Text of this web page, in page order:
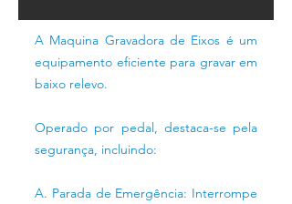
A Maquina Gravadora de Eixos é um
equipamento eficiente para gravar em
baixo relevo.
Operado por pedal, destaca-se pela
segurança, incluindo:
A. Parada de Emergência: Interrompe